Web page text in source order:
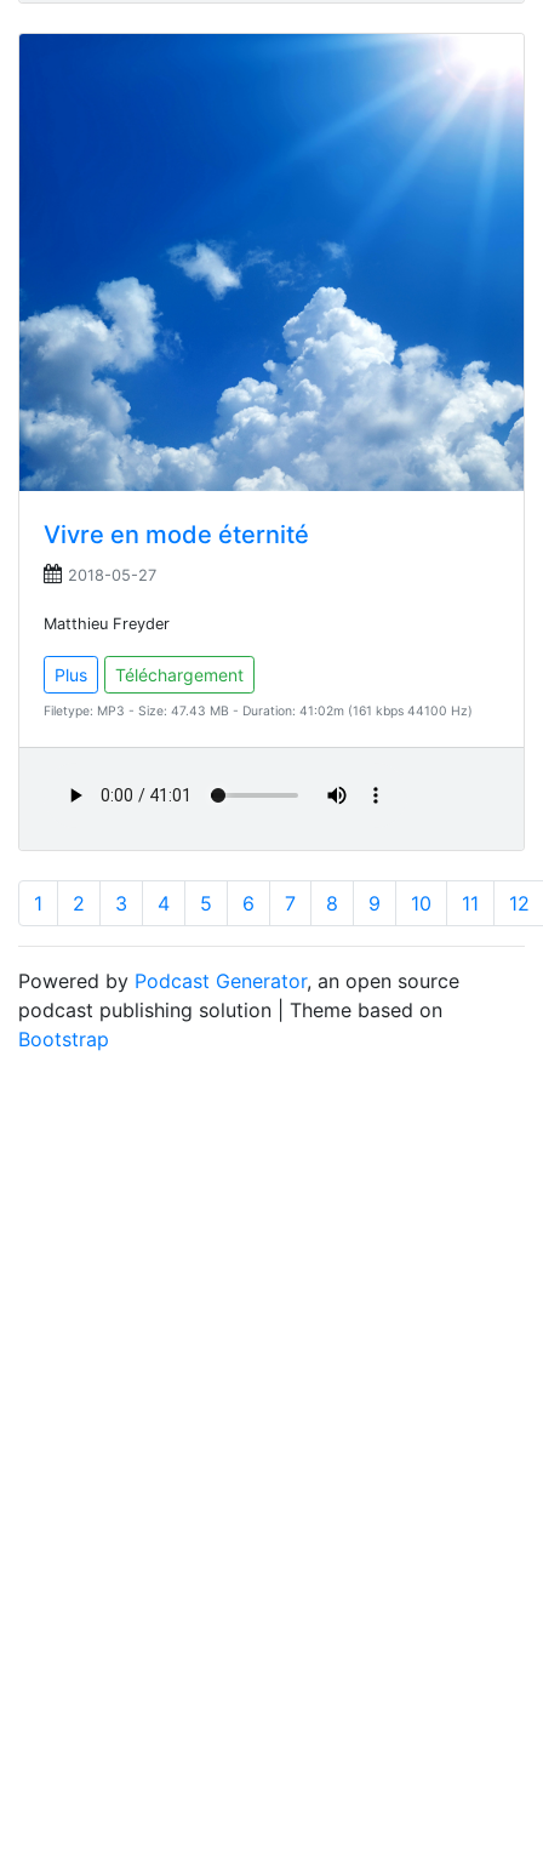
Vivre en mode éternité
2018-05-27
Matthieu Freyder
Plus Téléchargement
Filetype: MP3 - Size: 47.43 MB - Duration: 41:02m (161 kbps 44100 Hz)
1 2 3 4 5 6 7 8 9 10 11 12
Powered by Podcast Generator, an open source
podcast publishing solution | Theme based on
Bootstrap